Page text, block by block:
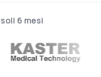
6 mesi